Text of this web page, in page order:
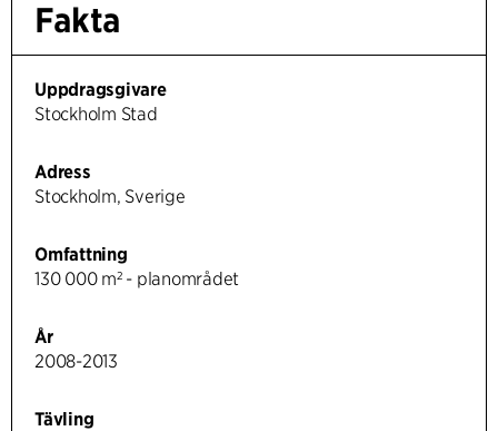
Fakta
Uppdragsgivare
Stockholm Stad
Adress
Stockholm, Sverige
Omfattning
130 000 m² - planområdet
År
2008-2013
Tävling